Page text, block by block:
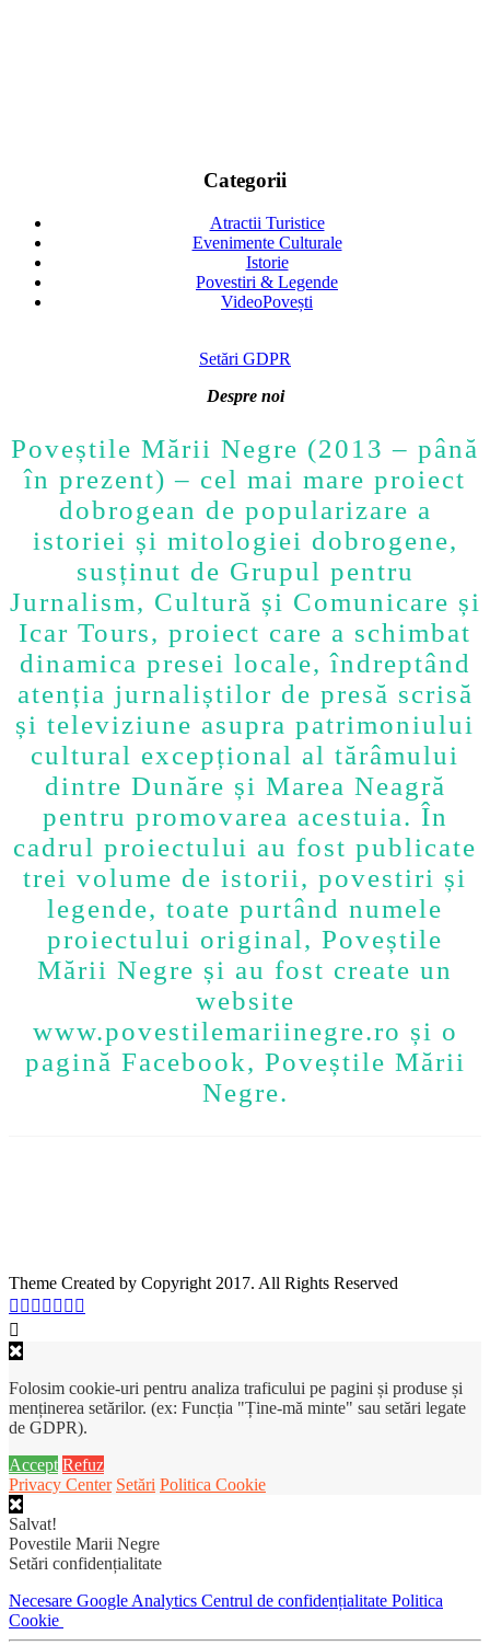
Categorii
Atractii Turistice
Evenimente Culturale
Istorie
Povestiri & Legende
VideoPovești
Setări GDPR
Despre noi
Poveștile Mării Negre (2013 – până
în prezent) – cel mai mare proiect
dobrogean de popularizare a
istoriei și mitologiei dobrogene,
susținut de Grupul pentru
Jurnalism, Cultură și Comunicare și
Icar Tours, proiect care a schimbat
dinamica presei locale, îndreptând
atenția jurnaliștilor de presă scrisă
și televiziune asupra patrimoniului
cultural excepțional al tărâmului
dintre Dunăre și Marea Neagră
pentru promovarea acestuia. În
cadrul proiectului au fost publicate
trei volume de istorii, povestiri și
legende, toate purtând numele
proiectului original, Poveștile
Mării Negre și au fost create un
website
www.povestilemariinegre.ro și o
pagină Facebook, Poveștile Mării
Negre.
Theme Created by Copyright 2017. All Rights Reserved
Folosim cookie-uri pentru analiza traficului pe pagini și produse și
menținerea setărilor. (ex: Funcția "Ține-mă minte" sau setări legate
de GDPR).
Accept Refuz
Privacy Center Setări Politica Cookie
Salvat!
Povestile Marii Negre
Setări confidențialitate
Necesare Google Analytics Centrul de confidențialitate Politica
Cookie